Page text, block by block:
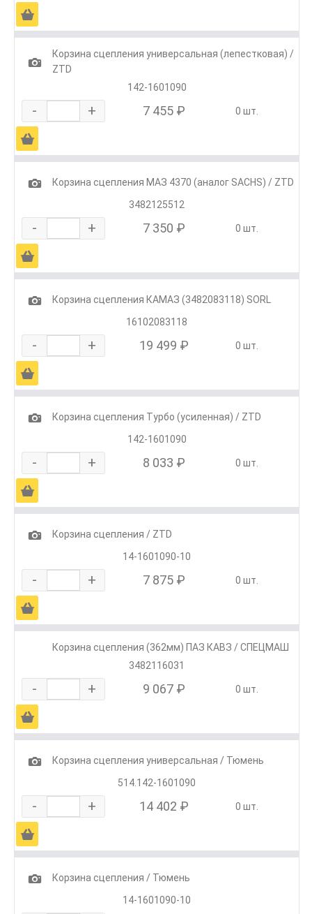
Ä
1
Корзина сцепления универсальная (лепестковая) /
ZTD
142-1601090
- + 7 455 ₽ 0 шт.
Ä
1
Корзина сцепления МАЗ 4370 (аналог SACHS) / ZTD
3482125512
- + 7 350 ₽ 0 шт.
Ä
1
Корзина сцепления КАМАЗ (3482083118) SORL
16102083118
- + 19 499 ₽ 0 шт.
Ä
1
Корзина сцепления Турбо (усиленная) / ZTD
142-1601090
- + 8 033 ₽ 0 шт.
Ä
1
Корзина сцепления / ZTD
14-1601090-10
- + 7 875 ₽ 0 шт.
Ä
Корзина сцепления (362мм) ПАЗ КАВЗ / СПЕЦМАШ
3482116031
- + 9 067 ₽ 0 шт.
Ä
1
Корзина сцепления универсальная / Тюмень
514.142-1601090
- + 14 402 ₽ 0 шт.
Ä
1
Корзина сцепления / Тюмень
14-1601090-10